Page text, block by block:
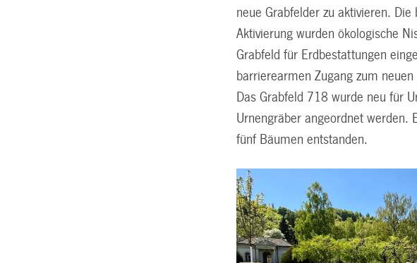
neue Grabfelder zu aktivieren.
Aktivierung wurden ökologische
Grabfeld für Erdbestattungen
barrierearmen Zugang zum
Das Grabfeld 718 wurde neu für
Urnengräber angeordnet werden.
fünf Bäumen entstanden.